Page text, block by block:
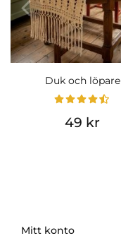
Duk och löpare
49 kr
Mitt konto